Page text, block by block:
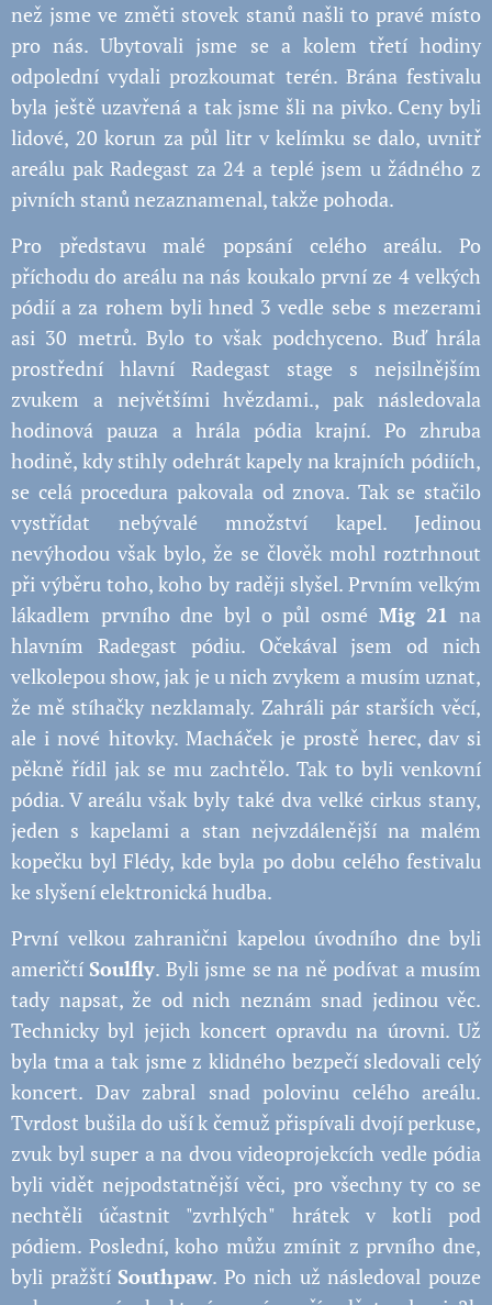
než jsme ve změti stovek stanů našli to pravé místo
pro nás. Ubytovali jsme se a kolem třetí hodiny
odpolední vydali prozkoumat terén. Brána festivalu
byla ještě uzavřená a tak jsme šli na pivko. Ceny byli
lidové, 20 korun za půl litr v kelímku se dalo, uvnitř
areálu pak Radegast za 24 a teplé jsem u žádného z
pivních stanů nezaznamenal, takže pohoda.
Pro představu malé popsání celého areálu. Po
příchodu do areálu na nás koukalo první ze 4 velkých
pódií a za rohem byli hned 3 vedle sebe s mezerami
asi 30 metrů. Bylo to však podchyceno. Buď hrála
prostřední hlavní Radegast stage s nejsilnějším
zvukem a největšími hvězdami., pak následovala
hodinová pauza a hrála pódia krajní. Po zhruba
hodině, kdy stihly odehrát kapely na krajních pódiích,
se celá procedura pakovala od znova. Tak se stačilo
vystřídat nebývalé množství kapel. Jedinou
nevýhodou však bylo, že se člověk mohl roztrhnout
při výběru toho, koho by raději slyšel. Prvním velkým
lákadlem prvního dne byl o půl osmé Mig 21 na
hlavním Radegast pódiu. Očekával jsem od nich
velkolepou show, jak je u nich zvykem a musím uznat,
že mě stíhačky nezklamaly. Zahráli pár starších věcí,
ale i nové hitovky. Macháček je prostě herec, dav si
pěkně řídil jak se mu zachtělo. Tak to byli venkovní
pódia. V areálu však byly také dva velké cirkus stany,
jeden s kapelami a stan nejvzdálenější na malém
kopečku byl Flédy, kde byla po dobu celého festivalu
ke slyšení elektronická hudba.
První velkou zahranični kapelou úvodního dne byli
američtí Soulfly. Byli jsme se na ně podívat a musím
tady napsat, že od nich neznám snad jedinou věc.
Technicky byl jejich koncert opravdu na úrovni. Už
byla tma a tak jsme z klidného bezpečí sledovali celý
koncert. Dav zabral snad polovinu celého areálu.
Tvrdost bušila do uší k čemuž přispívali dvojí perkuse,
zvuk byl super a na dvou videoprojekcích vedle pódia
byli vidět nejpodstatnější věci, pro všechny ty co se
nechtěli účastnit "zvrhlých" hrátek v kotli pod
pódiem. Poslední, koho můžu zmínit z prvního dne,
byli pražští Southpaw. Po nich už následoval pouze